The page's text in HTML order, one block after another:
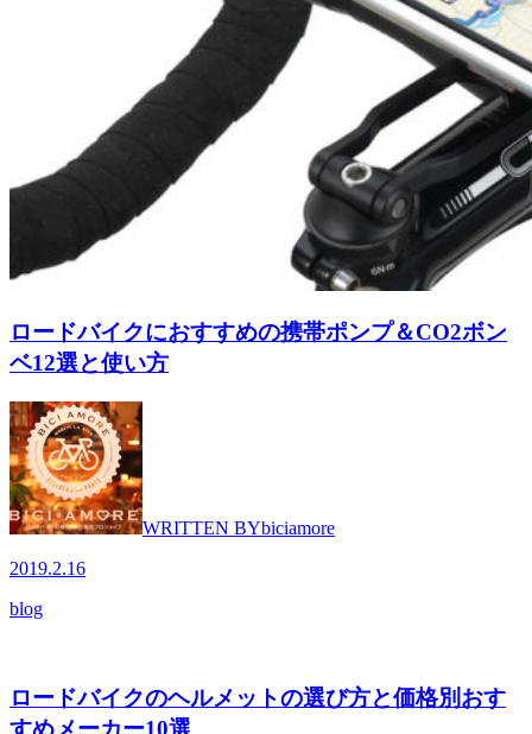
ロードバイクにおすすめの携帯ポンプ＆CO2ボン
ベ12選と使い方
WRITTEN BYbiciamore
2019.2.16
blog
ロードバイクのヘルメットの選び方と価格別おす
すめメーカー10選